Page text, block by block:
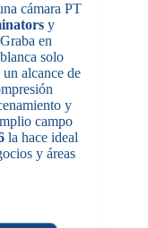
cámara PT
y
en
solo
alcance de
y
campo
la hace ideal
y áreas